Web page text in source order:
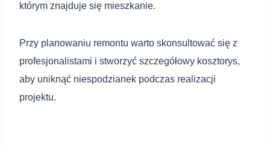
którym znajduje się mieszkanie.
Przy planowaniu remontu warto skonsultować się z
profesjonalistami i stworzyć szczegółowy kosztorys,
aby uniknąć niespodzianek podczas realizacji
projektu.